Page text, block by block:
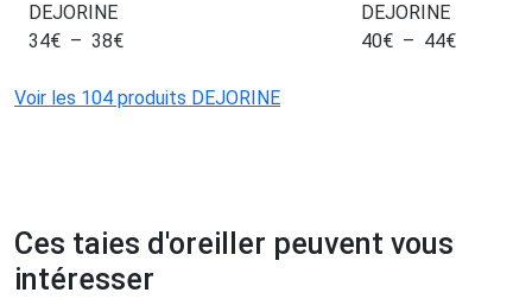
DEJORINE
34€ – 38€
DEJORINE
40€ – 44€
Voir les 104 produits DEJORINE
Ces taies d'oreiller peuvent vous
intéresser